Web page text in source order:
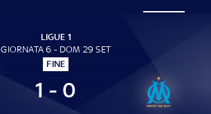
LIGUE 1
GIORNATA 6 - DOM 29 SET
FINE
1 - 0